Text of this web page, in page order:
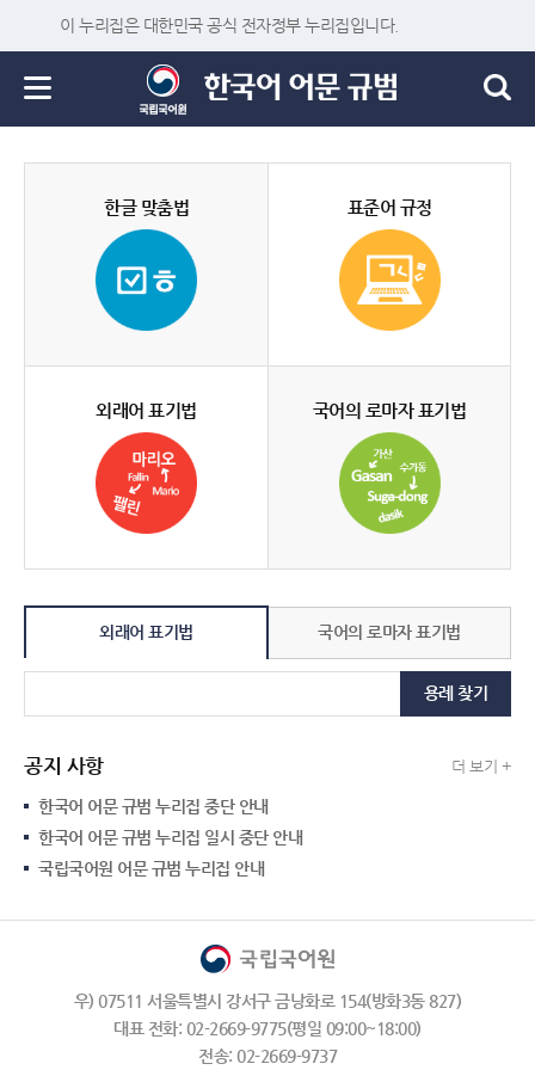
이 누리집은 대한민국 공식 전자정부 누리집입니다.
한글 맞춤법 표준어 규정
외래어 표기법 국어의 로마자 표기법
외래어 표기법 국어의 로마자 표기법
용례 찾기
공지 사항 더 보기 +
한국어 어문 규범 누리집 중단 안내
한국어 어문 규범 누리집 일시 중단 안내
국립국어원 어문 규범 누리집 안내
우) 07511 서울특별시 강서구 금낭화로 154(방화3동 827)
대표 전화: 02-2669-9775(평일 09:00~18:00)
전송: 02-2669-9737